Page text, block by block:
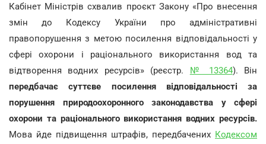
Кабінет Міністрів схвалив проєкт Закону «Про внесення
змін до Кодексу України про адміністративні
правопорушення з метою посилення відповідальності у
сфері охорони і раціонального використання вод та
відтворення водних ресурсів» (реєстр. № 13364). Він
передбачає суттєве посилення відповідальності за
порушення природоохоронного законодавства у сфері
охорони та раціонального використання водних ресурсів.
Мова йде підвищення штрафів, передбачених Кодексом